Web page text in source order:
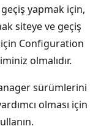
yapmak için,
siteye ve geçiş
için Configuration
olmalıdır.
sürümlerini
olması için